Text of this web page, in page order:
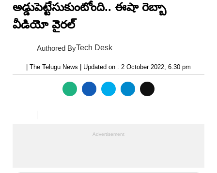
అడ్డుపెట్టేసుకుంటోంది.. ఈషా రెబ్బా
వీడియో వైరల్
Authored ByTech Desk
| The Telugu News | Updated on : 2 October 2022, 6:30 pm